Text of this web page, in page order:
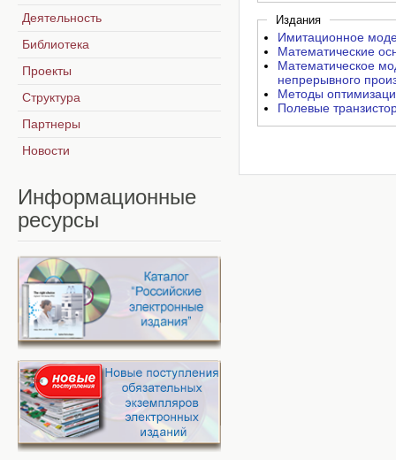
Издания
Имитационное
Математические
Математическое
непрерывного
Методы
Полевые
Деятельность
Библиотека
Проекты
Структура
Партнеры
Новости
Информационные
ресурсы